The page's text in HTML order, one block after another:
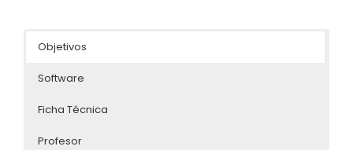
Objetivos
Software
Ficha Técnica
Profesor